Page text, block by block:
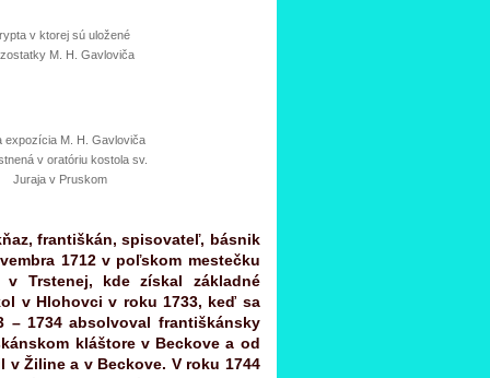
v ktorej sú uložené
M. H. Gavloviča
expozícia M. H. Gavloviča
v oratóriu kostola sv.
Juraja v Pruskom
františkán, spisovateľ, básnik
1712 v poľskom mestečku
Trstenej, kde získal základné
v Hlohovci v roku 1733, keď sa
– 1734 absolvoval františkánsky
kláštore v Beckove a od
Žiline a v Beckove. V roku 1744